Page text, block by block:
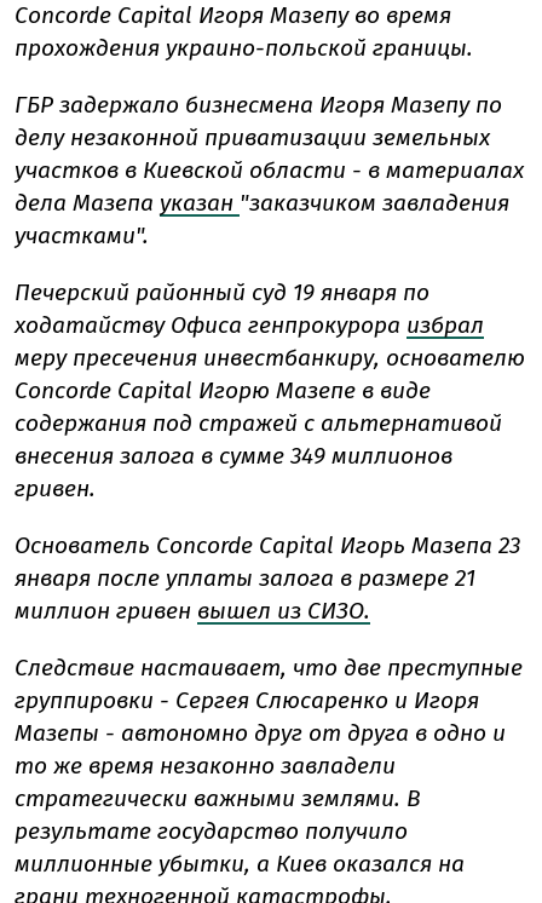
Concorde Capital Игоря Мазепу во время
прохождения украино-польской границы.
ГБР задержало бизнесмена Игоря Мазепу по
делу незаконной приватизации земельных
участков в Киевской области - в материалах
дела Мазепа указан "заказчиком завладения
участками".
Печерский районный суд 19 января по
ходатайству Офиса генпрокурора избрал
меру пресечения инвестбанкиру, основателю
Concorde Capital Игорю Мазепе в виде
содержания под стражей с альтернативой
внесения залога в сумме 349 миллионов
гривен.
Основатель Concorde Capital Игорь Мазепа 23
января после уплаты залога в размере 21
миллион гривен вышел из СИЗО.
Следствие настаивает, что две преступные
группировки - Сергея Слюсаренко и Игоря
Мазепы - автономно друг от друга в одно и
то же время незаконно завладели
стратегически важными землями. В
результате государство получило
миллионные убытки, а Киев оказался на
грани техногенной катастрофы.